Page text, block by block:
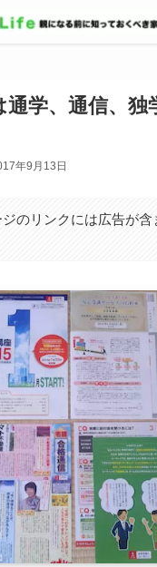
通学、通信、独
年9月13日
ジのリンクには広告が含